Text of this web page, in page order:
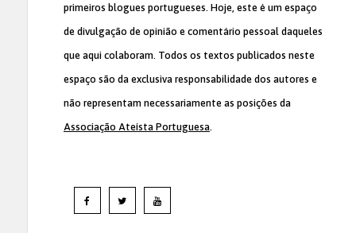
primeiros blogues portugueses. Hoje, este é um espaço
de divulgação de opinião e comentário pessoal daqueles
que aqui colaboram. Todos os textos publicados neste
espaço são da exclusiva responsabilidade dos autores e
não representam necessariamente as posições da
Associação Ateísta Portuguesa.